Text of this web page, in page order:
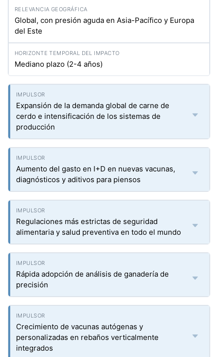
Global, con presión aguda en Asia-Pacífico y Europa
del Este
Mediano plazo (2-4 años)
Expansión de la demanda global de carne de
cerdo e intensificación de los sistemas de
producción
Aumento del gasto en I+D en nuevas vacunas,
diagnósticos y aditivos para piensos
Regulaciones más estrictas de seguridad
alimentaria y salud preventiva en todo el mundo
Rápida adopción de análisis de ganadería de
precisión
Crecimiento de vacunas autógenas y
personalizadas en rebaños verticalmente
integrados